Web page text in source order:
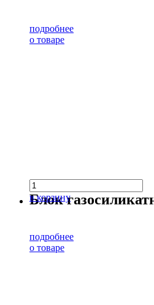
подробнее
о товаре
в корзину
Блок
подробнее
о товаре